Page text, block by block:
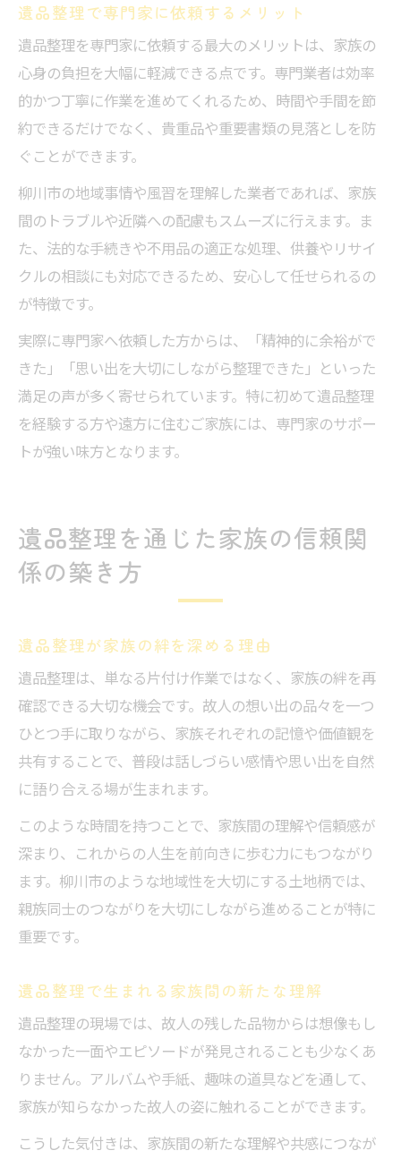
遺品整理で専門家に依頼するメリット
遺品整理を専門家に依頼する最大のメリットは、家族の
心身の負担を大幅に軽減できる点です。専門業者は効率
的かつ丁寧に作業を進めてくれるため、時間や手間を節
約できるだけでなく、貴重品や重要書類の見落としを防
ぐことができます。
柳川市の地域事情や風習を理解した業者であれば、家族
間のトラブルや近隣への配慮もスムーズに行えます。ま
た、法的な手続きや不用品の適正な処理、供養やリサイ
クルの相談にも対応できるため、安心して任せられるの
が特徴です。
実際に専門家へ依頼した方からは、「精神的に余裕がで
きた」「思い出を大切にしながら整理できた」といった
満足の声が多く寄せられています。特に初めて遺品整理
を経験する方や遠方に住むご家族には、専門家のサポー
トが強い味方となります。
遺品整理を通じた家族の信頼関
係の築き方
遺品整理が家族の絆を深める理由
遺品整理は、単なる片付け作業ではなく、家族の絆を再
確認できる大切な機会です。故人の想い出の品々を一つ
ひとつ手に取りながら、家族それぞれの記憶や価値観を
共有することで、普段は話しづらい感情や思い出を自然
に語り合える場が生まれます。
このような時間を持つことで、家族間の理解や信頼感が
深まり、これからの人生を前向きに歩む力にもつながり
ます。柳川市のような地域性を大切にする土地柄では、
親族同士のつながりを大切にしながら進めることが特に
重要です。
遺品整理で生まれる家族間の新たな理解
遺品整理の現場では、故人の残した品物からは想像もし
なかった一面やエピソードが発見されることも少なくあ
りません。アルバムや手紙、趣味の道具などを通して、
家族が知らなかった故人の姿に触れることができます。
こうした気付きは、家族間の新たな理解や共感につなが